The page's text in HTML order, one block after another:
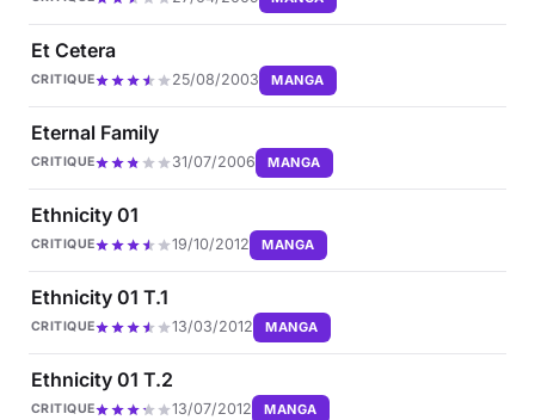
Et Cetera
CRITIQUE 25/08/2003 MANGA
Eternal Family
CRITIQUE 31/07/2006 MANGA
Ethnicity 01
CRITIQUE 19/10/2012 MANGA
Ethnicity 01 T.1
CRITIQUE 13/03/2012 MANGA
Ethnicity 01 T.2
CRITIQUE 13/07/2012 MANGA